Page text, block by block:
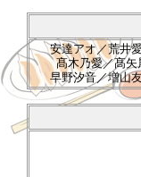
安達アオ／荒井
髙木乃愛／髙
早野汐音／増山